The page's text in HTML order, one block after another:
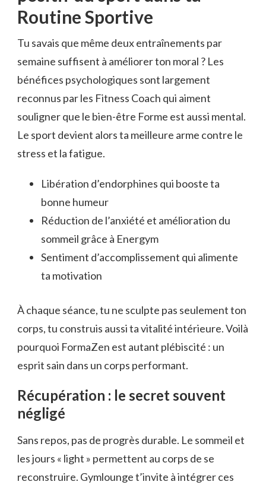
Routine Sportive
Tu savais que même deux entraînements par
semaine suffisent à améliorer ton moral ? Les
bénéfices psychologiques sont largement
reconnus par les Fitness Coach qui aiment
souligner que le bien-être Forme est aussi mental.
Le sport devient alors ta meilleure arme contre le
stress et la fatigue.
Libération d’endorphines qui booste ta
bonne humeur
Réduction de l’anxiété et amélioration du
sommeil grâce à Energym
Sentiment d’accomplissement qui alimente
ta motivation
À chaque séance, tu ne sculpte pas seulement ton
corps, tu construis aussi ta vitalité intérieure. Voilà
pourquoi FormaZen est autant plébiscité : un
esprit sain dans un corps performant.
Récupération : le secret souvent
négligé
Sans repos, pas de progrès durable. Le sommeil et
les jours « light » permettent au corps de se
reconstruire. Gymlounge t’invite à intégrer ces